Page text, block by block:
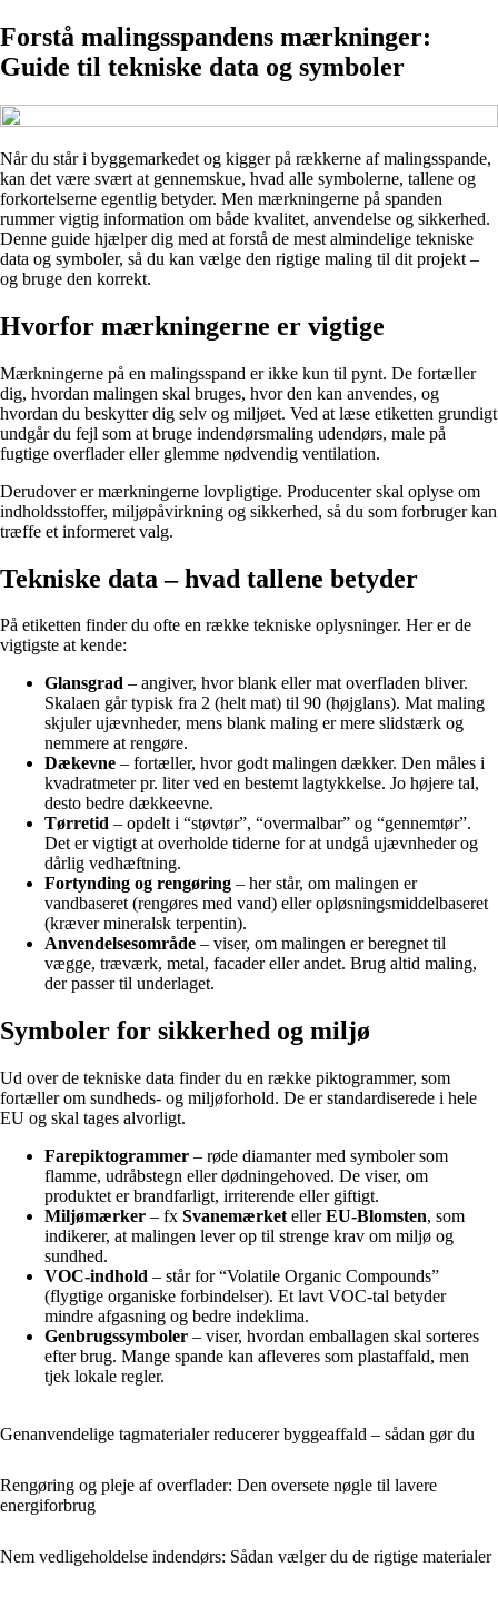
Forstå malingsspandens mærkninger:
Guide til tekniske data og symboler
Når du står i byggemarkedet og kigger på rækkerne af malingsspande,
kan det være svært at gennemskue, hvad alle symbolerne, tallene og
forkortelserne egentlig betyder. Men mærkningerne på spanden
rummer vigtig information om både kvalitet, anvendelse og sikkerhed.
Denne guide hjælper dig med at forstå de mest almindelige tekniske
data og symboler, så du kan vælge den rigtige maling til dit projekt –
og bruge den korrekt.
Hvorfor mærkningerne er vigtige
Mærkningerne på en malingsspand er ikke kun til pynt. De fortæller
dig, hvordan malingen skal bruges, hvor den kan anvendes, og
hvordan du beskytter dig selv og miljøet. Ved at læse etiketten grundigt
undgår du fejl som at bruge indendørsmaling udendørs, male på
fugtige overflader eller glemme nødvendig ventilation.
Derudover er mærkningerne lovpligtige. Producenter skal oplyse om
indholdsstoffer, miljøpåvirkning og sikkerhed, så du som forbruger kan
træffe et informeret valg.
Tekniske data – hvad tallene betyder
På etiketten finder du ofte en række tekniske oplysninger. Her er de
vigtigste at kende:
Glansgrad – angiver, hvor blank eller mat overfladen bliver.
Skalaen går typisk fra 2 (helt mat) til 90 (højglans). Mat maling
skjuler ujævnheder, mens blank maling er mere slidstærk og
nemmere at rengøre.
Dækevne – fortæller, hvor godt malingen dækker. Den måles i
kvadratmeter pr. liter ved en bestemt lagtykkelse. Jo højere tal,
desto bedre dækkeevne.
Tørretid – opdelt i “støvtør”, “overmalbar” og “gennemtør”.
Det er vigtigt at overholde tiderne for at undgå ujævnheder og
dårlig vedhæftning.
Fortynding og rengøring – her står, om malingen er
vandbaseret (rengøres med vand) eller opløsningsmiddelbaseret
(kræver mineralsk terpentin).
Anvendelsesområde – viser, om malingen er beregnet til
vægge, træværk, metal, facader eller andet. Brug altid maling,
der passer til underlaget.
Symboler for sikkerhed og miljø
Ud over de tekniske data finder du en række piktogrammer, som
fortæller om sundheds- og miljøforhold. De er standardiserede i hele
EU og skal tages alvorligt.
Farepiktogrammer – røde diamanter med symboler som
flamme, udråbstegn eller dødningehoved. De viser, om
produktet er brandfarligt, irriterende eller giftigt.
Miljømærker – fx Svanemærket ellerEU-Blomsten, som
indikerer, at malingen lever op til strenge krav om miljø og
sundhed.
VOC-indhold – står for “Volatile Organic Compounds”
(flygtige organiske forbindelser). Et lavt VOC-tal betyder
mindre afgasning og bedre indeklima.
Genbrugssymboler – viser, hvordan emballagen skal sorteres
efter brug. Mange spande kan afleveres som plastaffald, men
tjek lokale regler.
Genanvendelige tagmaterialer reducerer byggeaffald – sådan gør du
Rengøring og pleje af overflader: Den oversete nøgle til lavere
energiforbrug
Nem vedligeholdelse indendørs: Sådan vælger du de rigtige materialer